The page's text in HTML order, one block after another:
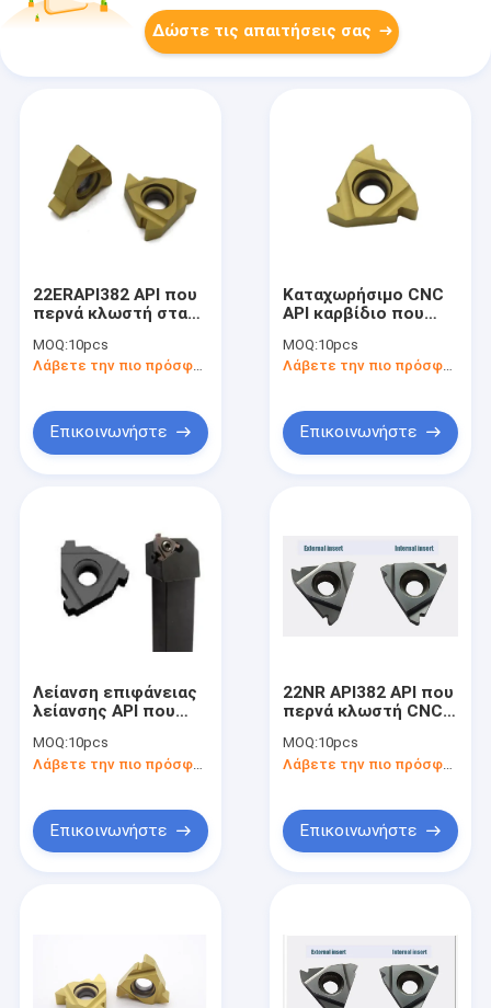
Σχετικά με εμάς
Δώστε τις απαιτήσεις σας
22ERAPI382 API που
περνά κλωστή στα
τόρνου ενθέτων με
το επίστρωμα PVD
MOQ:10pcs
Λάβετε την πιο πρόσφατη τιμή
Επικοινωνήστε
Καταχωρήσιμο CNC
API καρβίδιο που
ένθετα για τον τόρνο
22ERAPI383
MOQ:10pcs
Λάβετε την πιο πρόσφατη τιμή
Επικοινωνήστε
Λείανση επιφάνειας
λείανσης API που
αντίσταση
θερμότητας ενθέτων
MOQ:10pcs
Λάβετε την πιο πρόσφατη τιμή
Επικοινωνήστε
22NR API382 API που
περνά κλωστή CNC
καρβιδίου ενθέτων
στο εργαλείο με τη
MOQ:10pcs
Επικοινωνήστε